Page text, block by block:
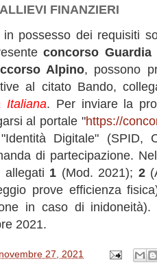
FINANZIERI
possesso dei requisiti
concorso Guardia
Alpino, possono
al citato Bando,
Italiana. Per inviare la
al portale "https://
Digitale" (SPID,
di partecipazione.
allegati 1 (Mod. 2021); 2
prove efficienza
in caso di
2021.
novembre 27, 2021